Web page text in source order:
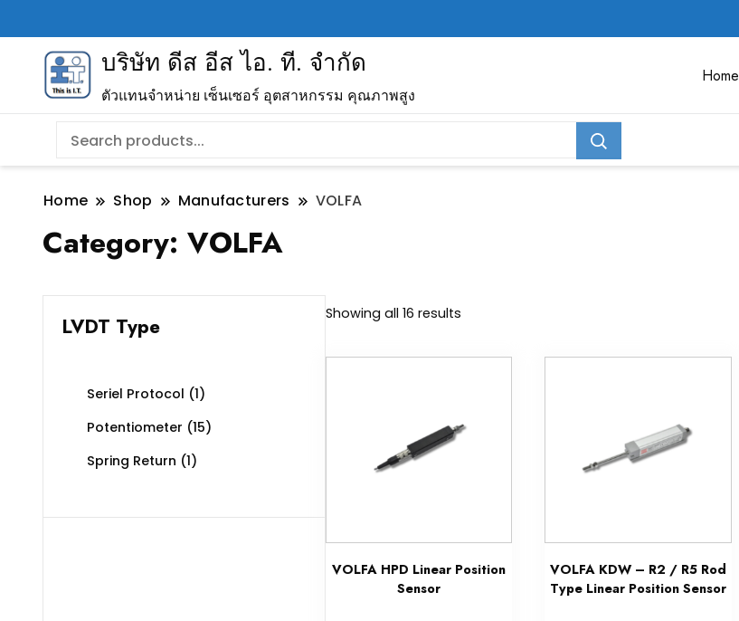
บริษัท ดีส อีส ไอ. ที. จำกัด
ตัวแทนจำหน่าย เซ็นเซอร์ อุตสาหกรรม คุณภาพสูง
Home
Home Shop Manufacturers VOLFA
Category: VOLFA
Showing all 16 results
VOLFA HPD Linear Position
Sensor
VOLFA KDW – R2 / R5 Rod
Type Linear Position Sensor
LVDT Type
Seriel Protocol (1)
Potentiometer (15)
Spring Return (1)